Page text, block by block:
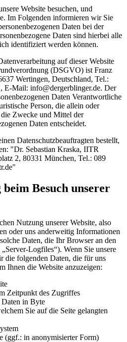
Website besuchen, und
Im Folgenden informieren wir Sie
Daten bei der
Daten sind hierbei alle
identifiziert werden können.
auf dieser Website
(DSGVO) ist Franz
Wertingen, Deutschland, Tel.:
E-Mail: info@dergerblinger.de. Der
Daten Verantwortliche
Person, die allein oder
die Zwecke und Mittel der
Daten entscheidet.
Datenschutzbeauftragten bestellt,
"Dr. Sebastian Kraska, IITR
2, 80331 München, Tel.: 089
beim Besuch unserer
Nutzung unserer Website, also
oder uns anderweitig Informationen
Daten, die Ihr Browser an den
Logfiles“). Wenn Sie unsere
die folgenden Daten, die für uns
Ihnen die Website anzuzeigen:
Zeitpunkt des Zugriffes
Daten in Byte
Sie auf die Seite gelangten
(ggf.: in anonymisierter Form)